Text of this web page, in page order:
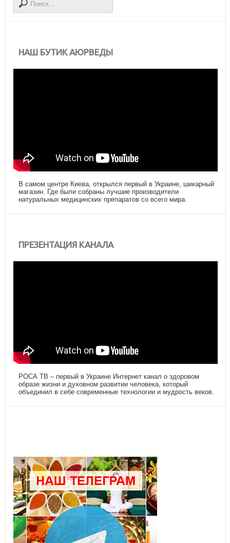
НАШ БУТИК АЮРВЕДЫ
В самом центре Киева, открылся первый в Украине, шикарный
магазин. Где были собраны лучшие производители
натуральных медицинских препаратов со всего мира.
ПРЕЗЕНТАЦИЯ КАНАЛА
РОСА ТВ – первый в Украине Интернет канал о здоровом
образе жизни и духовном развитии человека, который
объединил в себе современные технологии и мудрость веков.